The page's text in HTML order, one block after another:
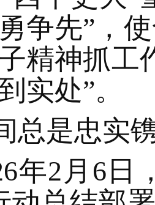
争先”，
精神抓工
实处”。
总是忠实
年2月6日